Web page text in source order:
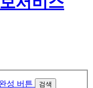
검색